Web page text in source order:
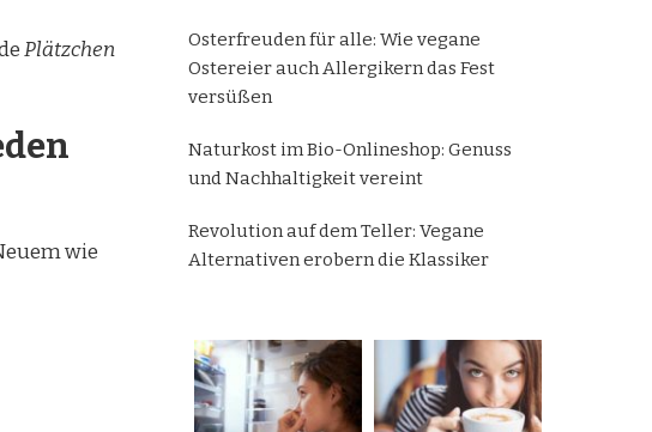
Plätzchen
wie
Osterfreuden für alle: Wie vegane
Ostereier auch Allergikern das Fest
versüßen
Naturkost im Bio-Onlineshop: Genuss
und Nachhaltigkeit vereint
Revolution auf dem Teller: Vegane
Alternativen erobern die Klassiker